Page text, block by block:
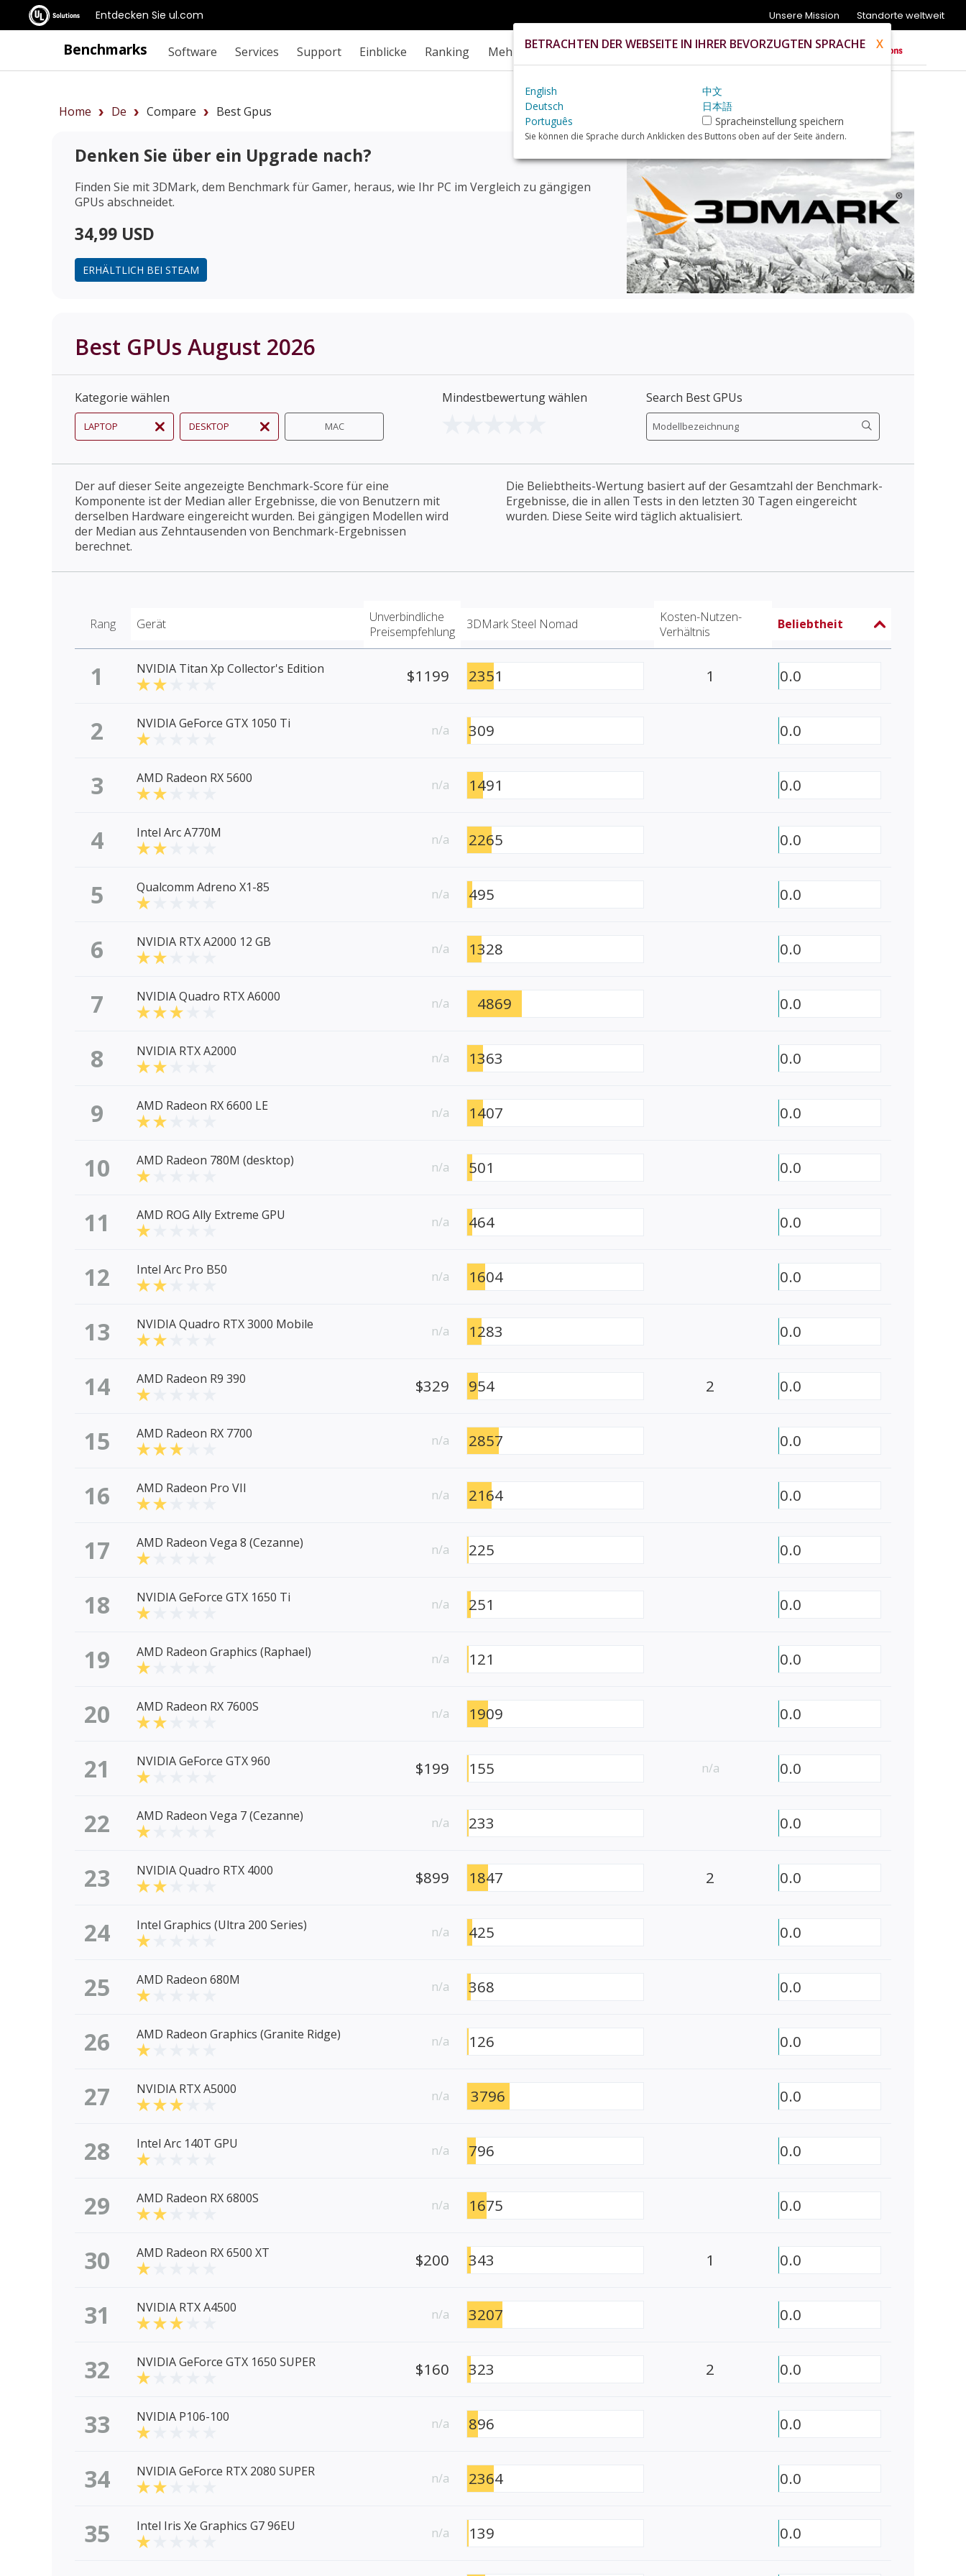
Entdecken Sie ul.com Unsere Mission Standorte weltweit
Benchmarks Software Services Support Einblicke Ranking Mehr
Home De Compare Best Gpus
Denken Sie über ein Upgrade nach?
Finden Sie mit 3DMark, dem Benchmark für Gamer, heraus, wie Ihr PC im Vergleich zu gängigen
GPUs abschneidet.
34,99 USD
ERHÄLTLICH BEI STEAM
Best GPUs August 2026
Kategorie wählen
LAPTOP DESKTOP MAC
Mindestbewertung wählen Search Best GPUs
Der auf dieser Seite angezeigte Benchmark-Score für eine
Komponente ist der Median aller Ergebnisse, die von Benutzern mit
derselben Hardware eingereicht wurden. Bei gängigen Modellen wird
der Median aus Zehntausenden von Benchmark-Ergebnissen
berechnet.
Die Beliebtheits-Wertung basiert auf der Gesamtzahl der Benchmark-
Ergebnisse, die in allen Tests in den letzten 30 Tagen eingereicht
wurden. Diese Seite wird täglich aktualisiert.
Rang Gerät
Unverbindliche
Preisempfehlung
3DMark Steel Nomad
Kosten-Nutzen-
Verhältnis
Beliebtheit
1 NVIDIA Titan Xp Collector's Edition $1199 2351 1 0.0
2 NVIDIA GeForce GTX 1050 Ti n/a 309 0.0
3 AMD Radeon RX 5600 n/a 1491 0.0
4 Intel Arc A770M n/a 2265 0.0
5 Qualcomm Adreno X1-85 n/a 495 0.0
6 NVIDIA RTX A2000 12 GB n/a 1328 0.0
7 NVIDIA Quadro RTX A6000 n/a 4869 0.0
8 NVIDIA RTX A2000 n/a 1363 0.0
9 AMD Radeon RX 6600 LE n/a 1407 0.0
10 AMD Radeon 780M (desktop) n/a 501 0.0
11 AMD ROG Ally Extreme GPU n/a 464 0.0
12 Intel Arc Pro B50 n/a 1604 0.0
13 NVIDIA Quadro RTX 3000 Mobile n/a 1283 0.0
14 AMD Radeon R9 390 $329 954 2 0.0
15 AMD Radeon RX 7700 n/a 2857 0.0
16 AMD Radeon Pro VII n/a 2164 0.0
17 AMD Radeon Vega 8 (Cezanne) n/a 225 0.0
18 NVIDIA GeForce GTX 1650 Ti n/a 251 0.0
19 AMD Radeon Graphics (Raphael) n/a 121 0.0
20 AMD Radeon RX 7600S n/a 1909 0.0
21 NVIDIA GeForce GTX 960 $199 155 n/a 0.0
22 AMD Radeon Vega 7 (Cezanne) n/a 233 0.0
23 NVIDIA Quadro RTX 4000 $899 1847 2 0.0
24 Intel Graphics (Ultra 200 Series) n/a 425 0.0
25 AMD Radeon 680M n/a 368 0.0
26 AMD Radeon Graphics (Granite Ridge) n/a 126 0.0
27 NVIDIA RTX A5000 n/a 3796 0.0
28 Intel Arc 140T GPU n/a 796 0.0
29 AMD Radeon RX 6800S n/a 1675 0.0
30 AMD Radeon RX 6500 XT $200 343 1 0.0
31 NVIDIA RTX A4500 n/a 3207 0.0
32 NVIDIA GeForce GTX 1650 SUPER $160 323 2 0.0
33 NVIDIA P106-100 n/a 896 0.0
34 NVIDIA GeForce RTX 2080 SUPER n/a 2364 0.0
35 Intel Iris Xe Graphics G7 96EU n/a 139 0.0
BETRACHTEN DER WEBSEITE IN IHRER BEVORZUGTEN SPRACHE X
English
中文
Deutsch
日本語
Português
Spracheinstellung speichern
Sie können die Sprache durch Anklicken des Buttons oben auf der Seite ändern.